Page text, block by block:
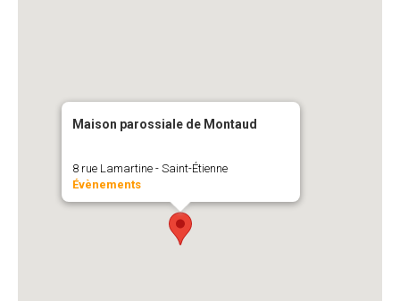
Maison parossiale de Montaud
8 rue Lamartine - Saint-Étienne
Évènements